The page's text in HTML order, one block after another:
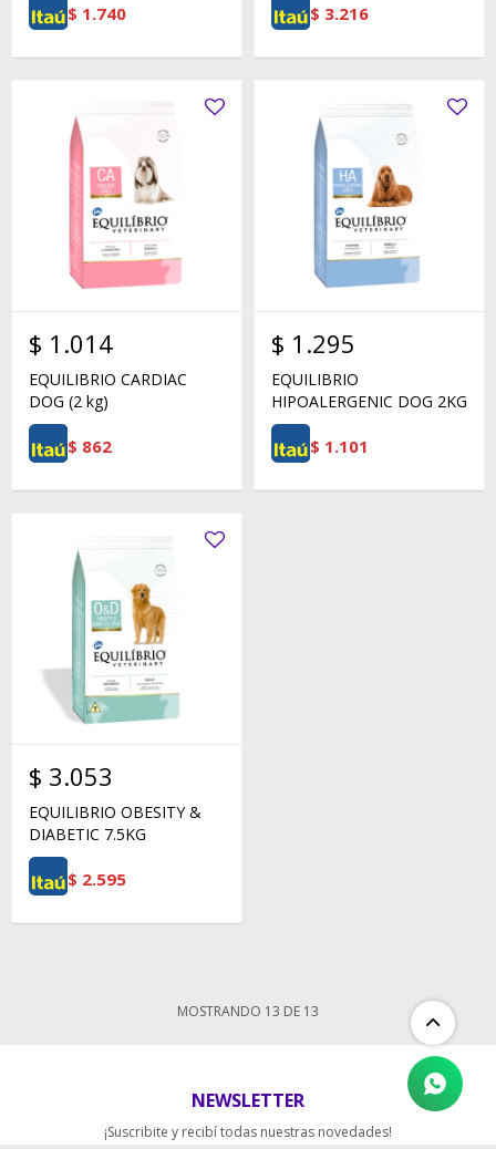
$ 1.740 $ 3.216
$ 1.014
EQUILIBRIO CARDIAC
DOG (2 kg)
$ 862
$ 1.295
EQUILIBRIO
HIPOALERGENIC DOG 2KG
$ 1.101
$ 3.053
EQUILIBRIO OBESITY &
DIABETIC 7.5KG
$ 2.595
MOSTRANDO 13 DE 13
NEWSLETTER
¡Suscribite y recibí todas nuestras novedades!